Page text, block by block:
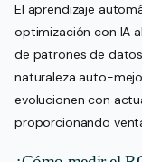
El aprendizaje
optimización con IA
de patrones de
naturaleza auto-
evolucionen con
proporcionando